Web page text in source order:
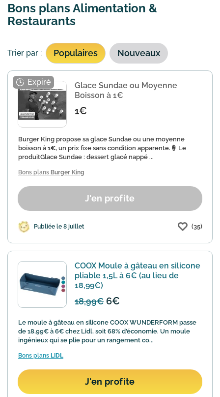
Bons plans Alimentation &
Restaurants
Trier par : Populaires Nouveaux
Glace Sundae ou Moyenne
Boisson à 1€
1€
Burger King propose sa glace Sundae ou une moyenne
boisson à 1€, un prix fixe sans condition apparente.🍦 Le
produitGlace Sundae : dessert glacé nappé ...
Bons plans Burger King
J'en profite
Publiée le 8 juillet (35)
COOX Moule à gâteau en silicone
pliable 1,5L à 6€ (au lieu de
18,99€)
18,99€ 6€
Le moule à gâteau en silicone COOX WUNDERFORM passe
de 18,99€ à 6€ chez Lidl, soit 68% d'économie. Un moule
ingénieux qui se plie pour un rangement co...
Bons plans LIDL
J'en profite